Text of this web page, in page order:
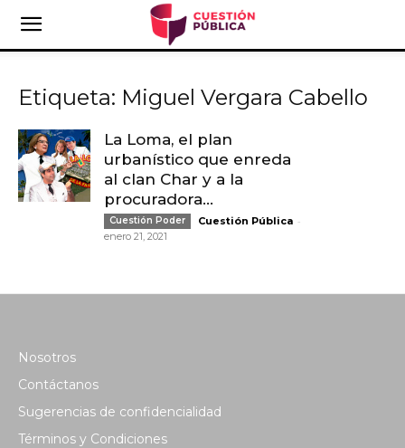
Etiqueta: Miguel Vergara Cabello
La Loma, el plan
urbanístico que enreda
al clan Char y a la
procuradora...
Cuestión Poder Cuestión Pública -
enero 21, 2021
Nosotros
Contáctanos
Sugerencias de confidencialidad
Términos y Condiciones